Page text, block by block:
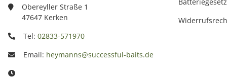
Obereyller Straße 1
47647 Kerken
Tel: 02833-571970
Email: heymanns@successful-baits.de